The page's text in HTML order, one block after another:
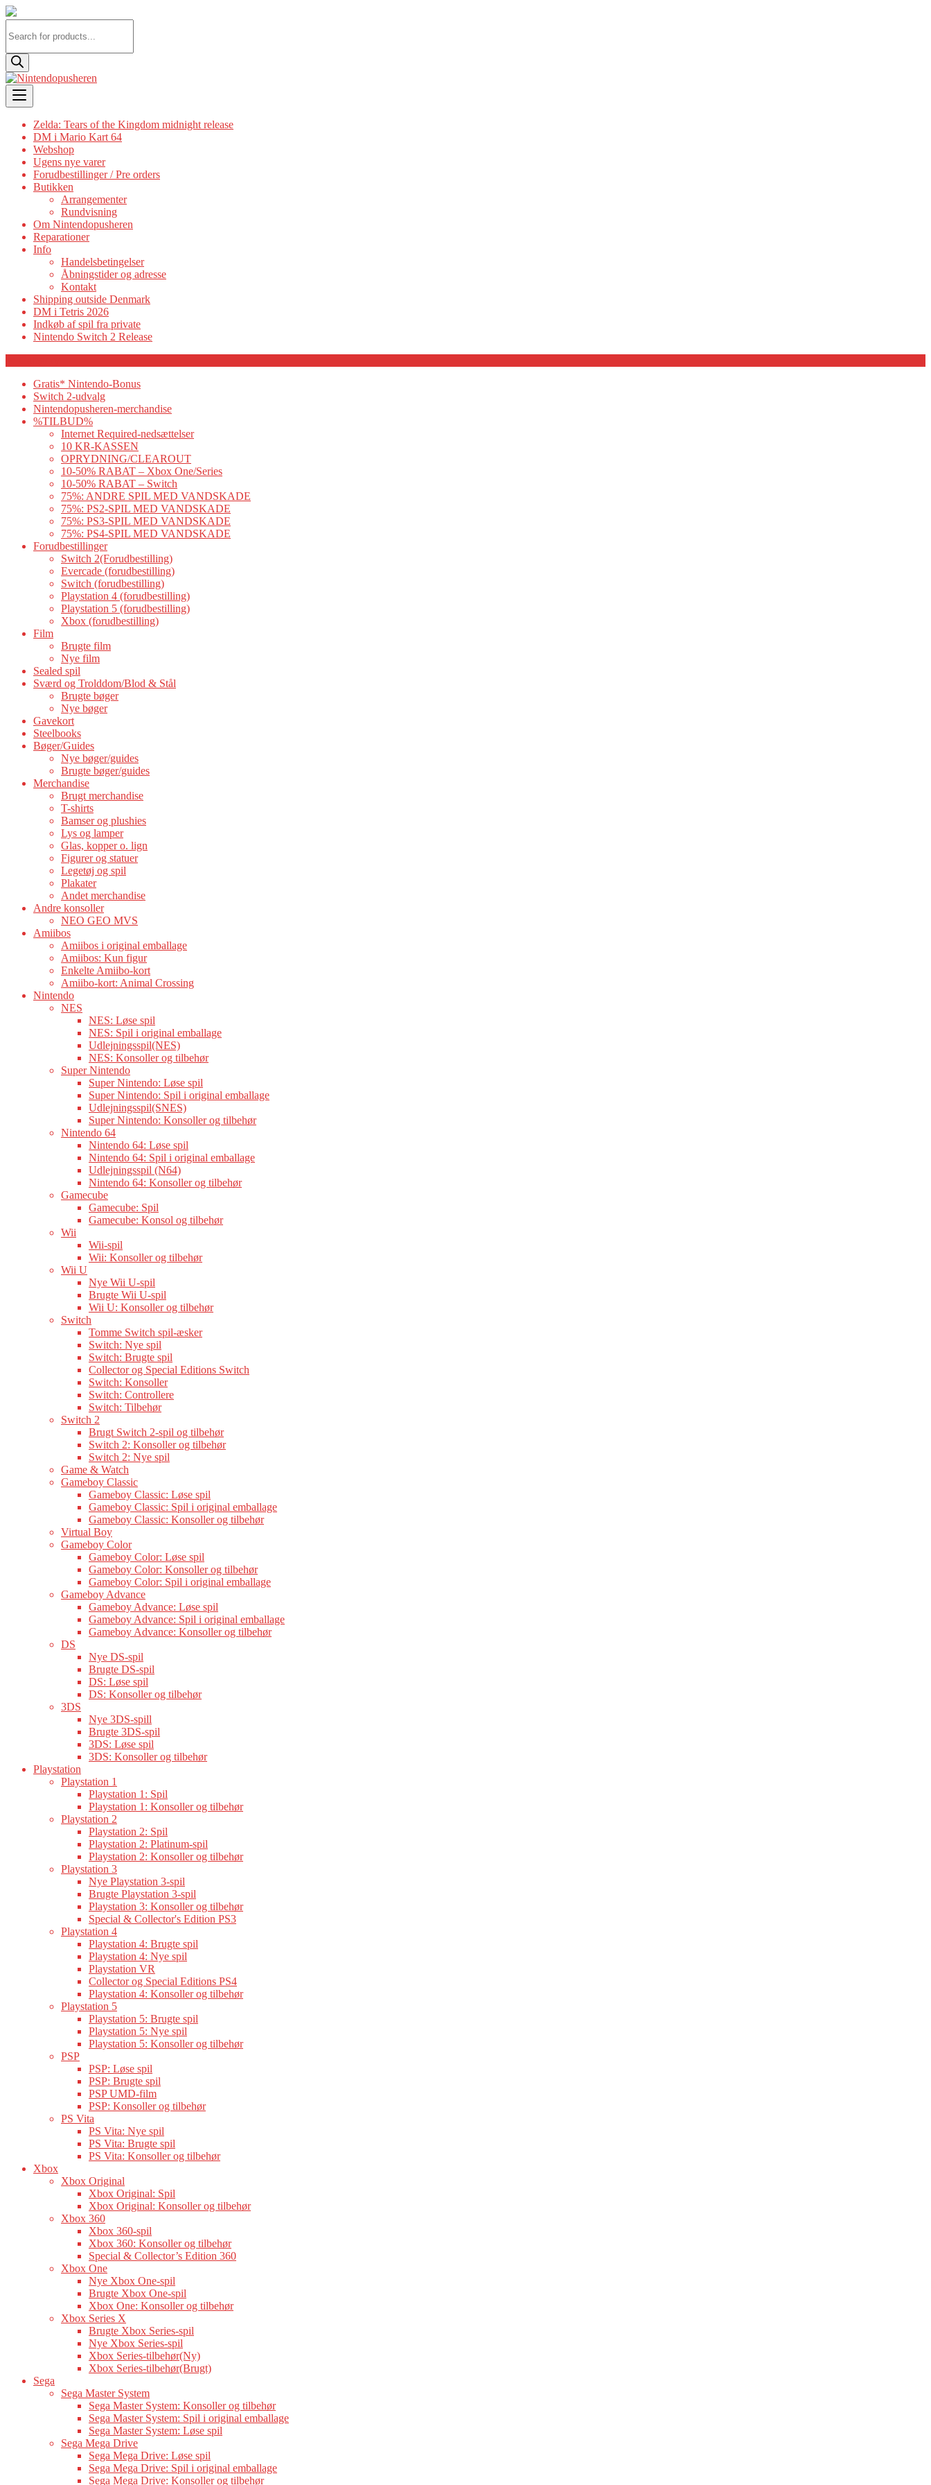
search
Skip
to
content
Zelda: Tears of the Kingdom midnight release
DM i Mario Kart 64
Webshop
Ugens nye varer
Forudbestillinger / Pre orders
Butikken
Arrangementer
Rundvisning
Om Nintendopusheren
Reparationer
Info
Handelsbetingelser
Åbningstider og adresse
Kontakt
Shipping outside Denmark
DM i Tetris 2026
Indkøb af spil fra private
Nintendo Switch 2 Release
Gratis* Nintendo-Bonus
Switch 2-udvalg
Nintendopusheren-merchandise
%TILBUD%
Internet Required-nedsættelser
10 KR-KASSEN
OPRYDNING/CLEAROUT
10-50% RABAT – Xbox One/Series
10-50% RABAT – Switch
75%: ANDRE SPIL MED VANDSKADE
75%: PS2-SPIL MED VANDSKADE
75%: PS3-SPIL MED VANDSKADE
75%: PS4-SPIL MED VANDSKADE
Forudbestillinger
Switch 2(Forudbestilling)
Evercade (forudbestilling)
Switch (forudbestilling)
Playstation 4 (forudbestilling)
Playstation 5 (forudbestilling)
Xbox (forudbestilling)
Film
Brugte film
Nye film
Sealed spil
Sværd og Trolddom/Blod & Stål
Brugte bøger
Nye bøger
Gavekort
Steelbooks
Bøger/Guides
Nye bøger/guides
Brugte bøger/guides
Merchandise
Brugt merchandise
T-shirts
Bamser og plushies
Lys og lamper
Glas, kopper o. lign
Figurer og statuer
Legetøj og spil
Plakater
Andet merchandise
Andre konsoller
NEO GEO MVS
Amiibos
Amiibos i original emballage
Amiibos: Kun figur
Enkelte Amiibo-kort
Amiibo-kort: Animal Crossing
Nintendo
NES
NES: Løse spil
NES: Spil i original emballage
Udlejningsspil(NES)
NES: Konsoller og tilbehør
Super Nintendo
Super Nintendo: Løse spil
Super Nintendo: Spil i original emballage
Udlejningsspil(SNES)
Super Nintendo: Konsoller og tilbehør
Nintendo 64
Nintendo 64: Løse spil
Nintendo 64: Spil i original emballage
Udlejningsspil (N64)
Nintendo 64: Konsoller og tilbehør
Gamecube
Gamecube: Spil
Gamecube: Konsol og tilbehør
Wii
Wii-spil
Wii: Konsoller og tilbehør
Wii U
Nye Wii U-spil
Brugte Wii U-spil
Wii U: Konsoller og tilbehør
Switch
Tomme Switch spil-æsker
Switch: Nye spil
Switch: Brugte spil
Collector og Special Editions Switch
Switch: Konsoller
Switch: Controllere
Switch: Tilbehør
Switch 2
Brugt Switch 2-spil og tilbehør
Switch 2: Konsoller og tilbehør
Switch 2: Nye spil
Game & Watch
Gameboy Classic
Gameboy Classic: Løse spil
Gameboy Classic: Spil i original emballage
Gameboy Classic: Konsoller og tilbehør
Virtual Boy
Gameboy Color
Gameboy Color: Løse spil
Gameboy Color: Konsoller og tilbehør
Gameboy Color: Spil i original emballage
Gameboy Advance
Gameboy Advance: Løse spil
Gameboy Advance: Spil i original emballage
Gameboy Advance: Konsoller og tilbehør
DS
Nye DS-spil
Brugte DS-spil
DS: Løse spil
DS: Konsoller og tilbehør
3DS
Nye 3DS-spill
Brugte 3DS-spil
3DS: Løse spil
3DS: Konsoller og tilbehør
Playstation
Playstation 1
Playstation 1: Spil
Playstation 1: Konsoller og tilbehør
Playstation 2
Playstation 2: Spil
Playstation 2: Platinum-spil
Playstation 2: Konsoller og tilbehør
Playstation 3
Nye Playstation 3-spil
Brugte Playstation 3-spil
Playstation 3: Konsoller og tilbehør
Special & Collector's Edition PS3
Playstation 4
Playstation 4: Brugte spil
Playstation 4: Nye spil
Playstation VR
Collector og Special Editions PS4
Playstation 4: Konsoller og tilbehør
Playstation 5
Playstation 5: Brugte spil
Playstation 5: Nye spil
Playstation 5: Konsoller og tilbehør
PSP
PSP: Løse spil
PSP: Brugte spil
PSP UMD-film
PSP: Konsoller og tilbehør
PS Vita
PS Vita: Nye spil
PS Vita: Brugte spil
PS Vita: Konsoller og tilbehør
Xbox
Xbox Original
Xbox Original: Spil
Xbox Original: Konsoller og tilbehør
Xbox 360
Xbox 360-spil
Xbox 360: Konsoller og tilbehør
Special & Collector’s Edition 360
Xbox One
Nye Xbox One-spil
Brugte Xbox One-spil
Xbox One: Konsoller og tilbehør
Xbox Series X
Brugte Xbox Series-spil
Nye Xbox Series-spil
Xbox Series-tilbehør(Ny)
Xbox Series-tilbehør(Brugt)
Sega
Sega Master System
Sega Master System: Konsoller og tilbehør
Sega Master System: Spil i original emballage
Sega Master System: Løse spil
Sega Mega Drive
Sega Mega Drive: Løse spil
Sega Mega Drive: Spil i original emballage
Sega Mega Drive: Konsoller og tilbehør